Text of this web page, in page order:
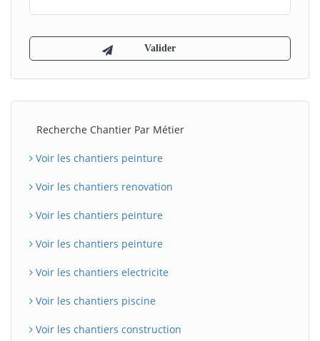
Recherche Chantier Par Métier
Voir les chantiers peinture
Voir les chantiers renovation
Voir les chantiers peinture
Voir les chantiers peinture
Voir les chantiers electricite
Voir les chantiers piscine
Voir les chantiers construction